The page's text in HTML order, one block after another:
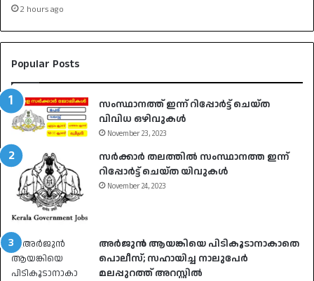
2 hours ago
Popular Posts
സംസ്ഥാനത്ത് ഇന്ന് റിപ്പോർട്ട് ചെയ്ത
വിവിധ ഒഴിവുകൾ
November 23, 2023
സർക്കാർ തലത്തിൽ സംസ്ഥാനത്ത ഇന്ന്
റിപ്പോർട്ട് ചെയ്ത യിവുകൾ
November 24, 2023
അർജുൻ ആയങ്കിയെ പിടികൂടാനാകാതെ
പൊലീസ്; സഹായിച്ച നാലുപേർ
മലപ്പുറത്ത് അറസ്റ്റിൽ